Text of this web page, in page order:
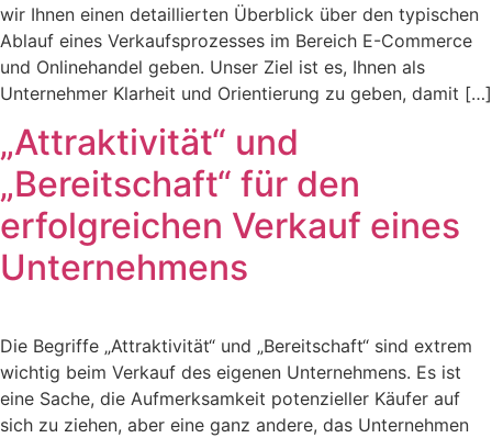
wir Ihnen einen detaillierten Überblick über den typischen
Ablauf eines Verkaufsprozesses im Bereich E-Commerce
und Onlinehandel geben. Unser Ziel ist es, Ihnen als
Unternehmer Klarheit und Orientierung zu geben, damit […]
„Attraktivität“ und
„Bereitschaft“ für den
erfolgreichen Verkauf eines
Unternehmens
Die Begriffe „Attraktivität“ und „Bereitschaft“ sind extrem
wichtig beim Verkauf des eigenen Unternehmens. Es ist
eine Sache, die Aufmerksamkeit potenzieller Käufer auf
sich zu ziehen, aber eine ganz andere, das Unternehmen